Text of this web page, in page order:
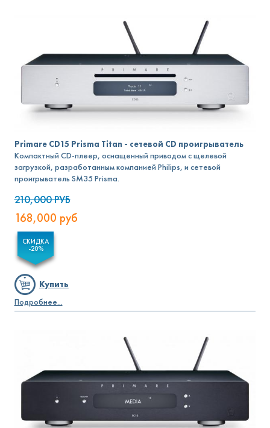
Primare CD15 Prisma Titan - сетевой CD проигрыватель
Компактный CD-плеер, оснащенный приводом с щелевой
загрузкой, разработанным компанией Philips, и сетевой
проигрыватель SM35 Prisma.
210,000РУБ
168,000 руб
СКИДКА
-20%
Купить
Подробнее...